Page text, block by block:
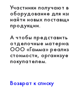
Участники получают
оборудование для
найти новых
продукции.
А чтобы
отделочные
ООО «Гамма»
стоимости,
покупателем.
Возврат к списку